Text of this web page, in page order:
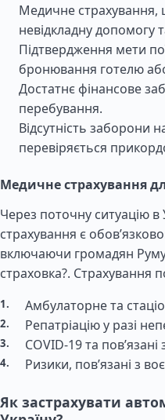
Медичне страхування,
невідкладну допомогу
Підтвердження мети
бронювання готелю
Достатнє фінансове
перебування.
Відсутність заборони
перевіряється
Медичне страхування
Через поточну ситуацію в
страхування є
включаючи громадян
страховка?. Страхування
Амбулаторне та
Репатріацію у разі
COVID-19 та
Ризики, пов’язані з
Як застрахувати